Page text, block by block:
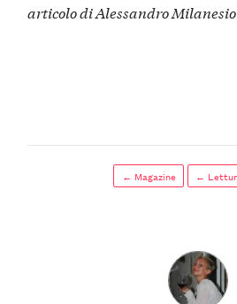
articolo di Alessandro Milanesio
← Magazine ←